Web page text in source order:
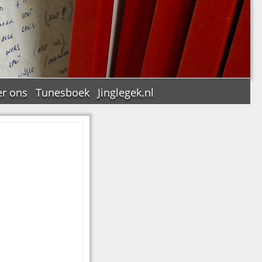
ons Tunesboek Jinglegek.nl